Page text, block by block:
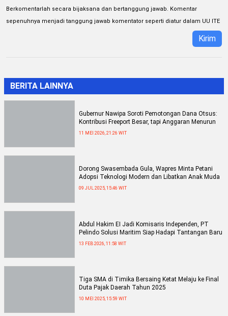
Berkomentarlah secara bijaksana dan bertanggung jawab. Komentar
sepenuhnya menjadi tanggung jawab komentator seperti diatur dalam UU ITE
Kirim
BERITA LAINNYA
Gubernur Nawipa Soroti Pemotongan Dana Otsus:
Kontribusi Freeport Besar, tapi Anggaran Menurun
11 MEI 2026, 21:26 WIT
Dorong Swasembada Gula, Wapres Minta Petani
Adopsi Teknologi Modern dan Libatkan Anak Muda
09 JUL 2025, 15:46 WIT
Abdul Hakim EI Jadi Komisaris Independen, PT
Pelindo Solusi Maritim Siap Hadapi Tantangan Baru
13 FEB 2026, 11:58 WIT
Tiga SMA di Timika Bersaing Ketat Melaju ke Final
Duta Pajak Daerah Tahun 2025
10 MEI 2025, 15:59 WIT